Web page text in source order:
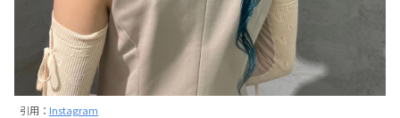
引用： Instagram